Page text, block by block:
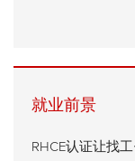
就业前景
RHCE认证让找